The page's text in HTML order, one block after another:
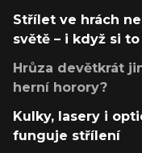
Střílet ve hrách
světě – i když si
Hrůza devětkrát
herní horory?
Kulky, lasery i
funguje střílení